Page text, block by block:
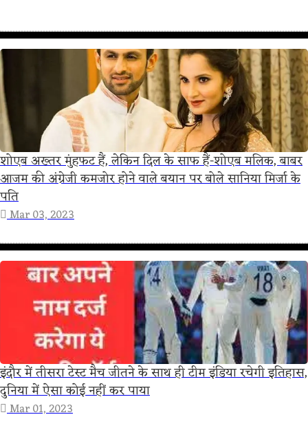
शोएब अख्तर मुंहफट हैं, लेकिन दिल के साफ हैं-शोएब मलिक, बाबर
आजम की अंग्रेजी कमजोर होने वाले बयान पर बोले सानिया मिर्जा के
पति
Mar 03, 2023
इंदौर में तीसरा टेस्ट मैच जीतने के साथ ही टीम इंडिया रचेगी इतिहास,
दुनिया में ऐसा कोई नहीं कर पाया
Mar 01, 2023